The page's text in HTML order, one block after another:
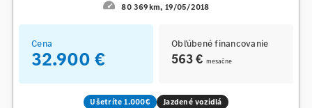
80 369km 19/05/2018
Cena
32.900 €
Obľúbené financovanie
563 € mesačne
Ušetríte 1.000€ Jazdené vozidlá